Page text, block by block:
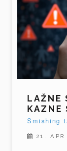
LAŽNE
KAZNE
Smishing
21. APR